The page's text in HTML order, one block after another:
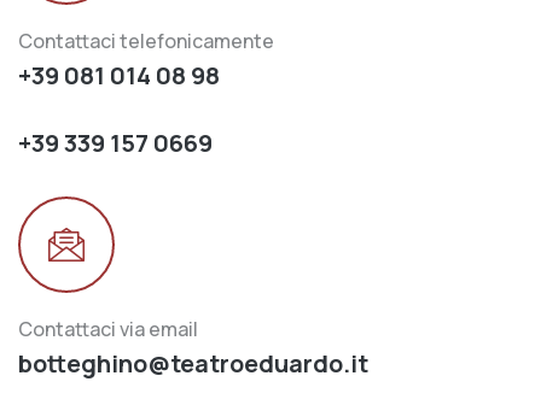
Contattaci telefonicamente
+39 081 014 08 98
+39 339 157 0669
Contattaci via email
botteghino@teatroeduardo.it